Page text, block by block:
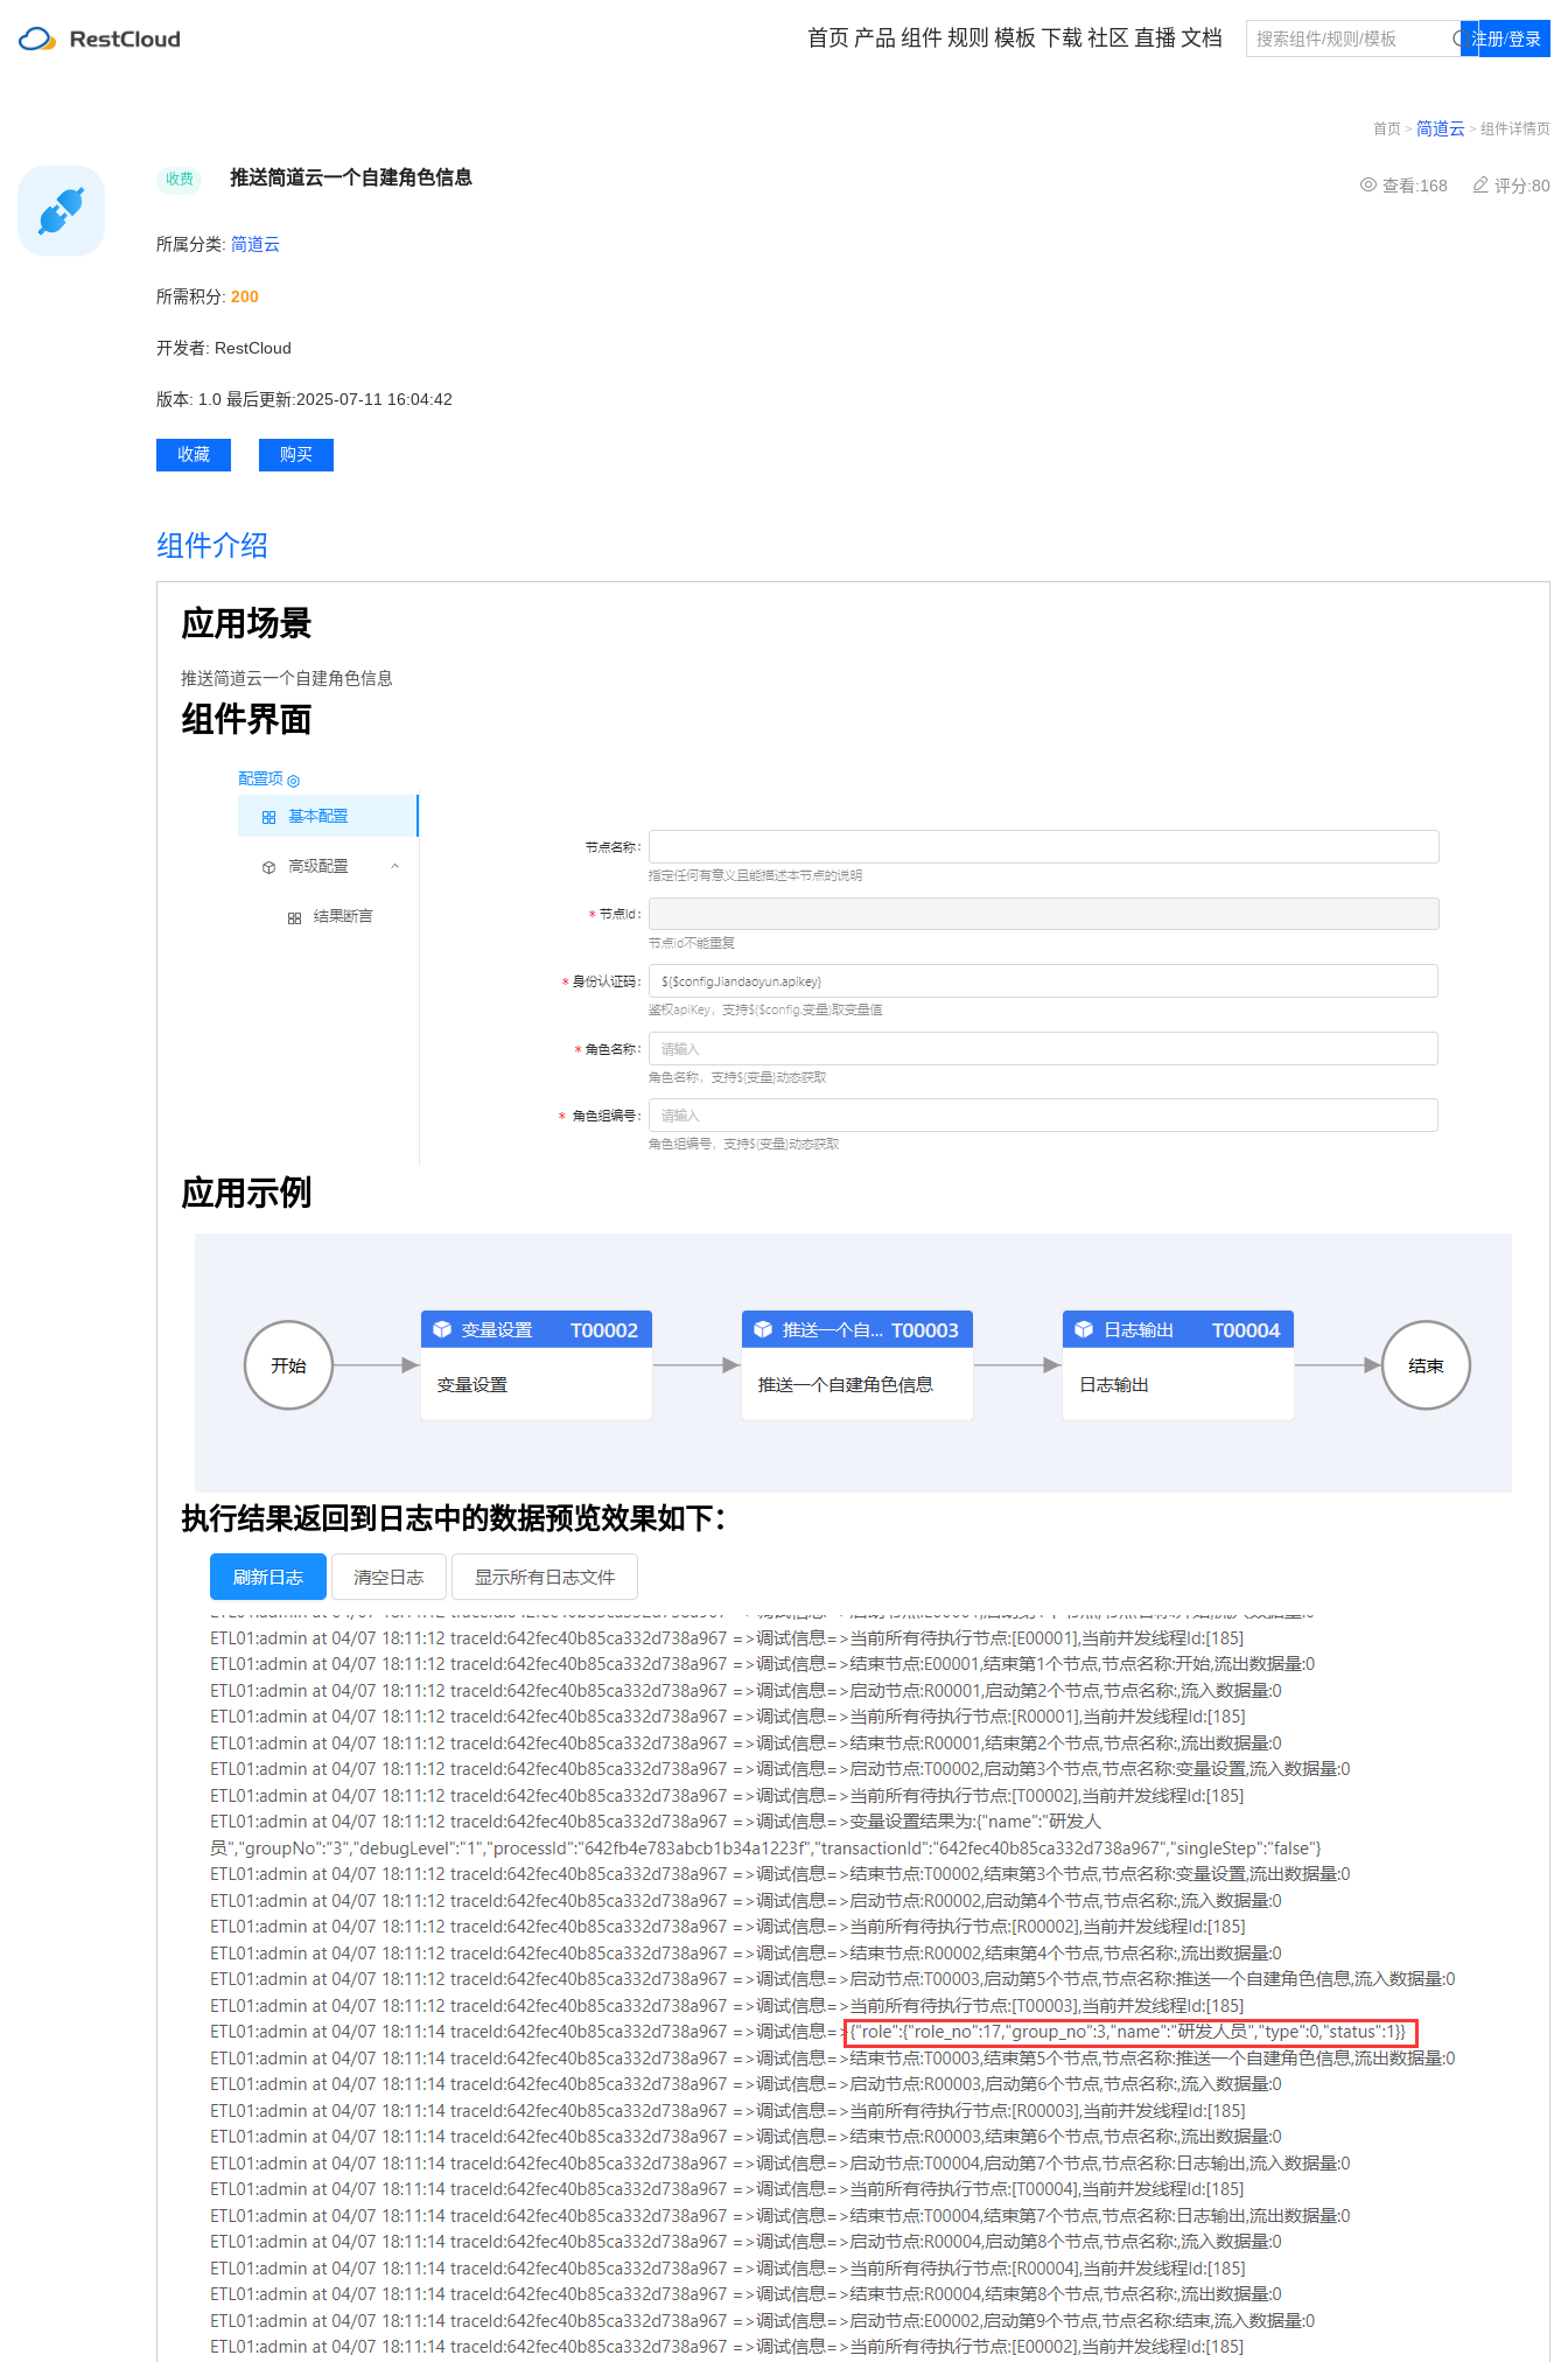
首页 产品 组件 规则 模板 下载 社区 直播 文档 注册/登录
首页 > 简道云 > 组件详情页
收费 推送简道云一个自建角色信息 查看:168 评分:80
所属分类:简道云
所需积分:200
开发者: RestCloud
版本: 1.0 最后更新:2025-07-11 16:04:42
收藏 购买
组件介绍
应用场景
推送简道云一个自建角色信息
组件界面
应用示例
执行结果返回到日志中的数据预览效果如下：